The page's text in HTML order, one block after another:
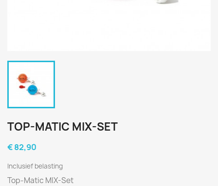
TOP-MATIC MIX-SET
€ 82,90
Inclusief belasting
Top-Matic MIX-Set